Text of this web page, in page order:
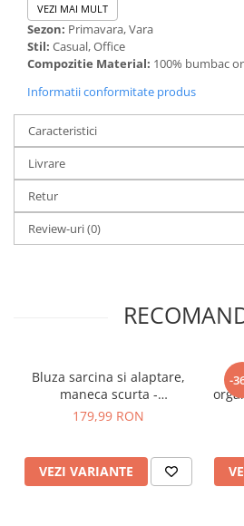
Permit creșterea burticii
Se pot purta și de femeile care nu
Culoare negru
Lungime: 78 cm- măsurați pe
mărimea M
Compoziție material: 100%
Poți să ne vizitezi pe
părerea despre produseleSafimama
de înțeles, produse accesibile și GATA
Mama.licious
VEZI MAI MULT
Sezon: Primavara, Vara
Stil: Casual, Office
Compozitie Material: 100% bumbac
Informatii conformitate produs
Caracteristici
Livrare
Retur
Review-uri(0)
Bluza sarcina si alaptare,
maneca scurta -
Mamalicious Macy
179,99 RON
VEZI VARIANTE
-